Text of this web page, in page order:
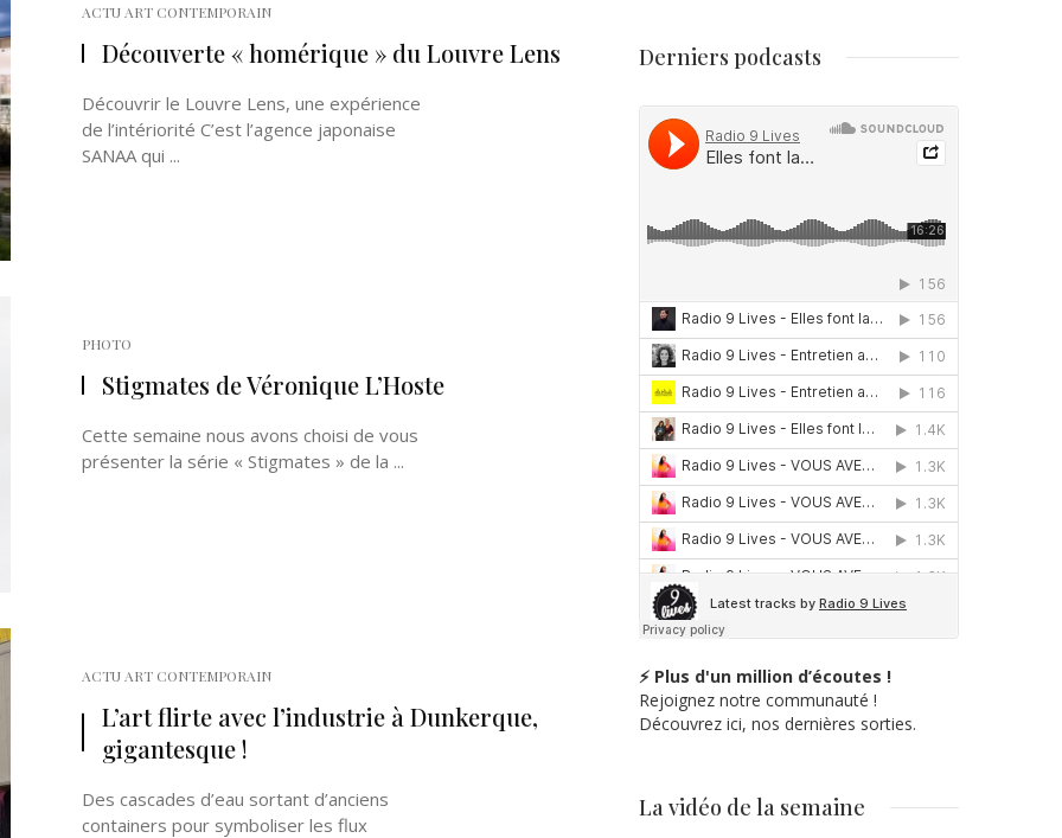
ACTU ART CONTEMPORAIN
Découverte « homérique » du Louvre Lens
Découvrir le Louvre Lens, une expérience
de l’intériorité C’est l’agence japonaise
SANAA qui ...
PHOTO
Stigmates de Véronique L’Hoste
Cette semaine nous avons choisi de vous
présenter la série « Stigmates » de la ...
ACTU ART CONTEMPORAIN
L’art flirte avec l’industrie à Dunkerque,
gigantesque !
Des cascades d’eau sortant d’anciens
containers pour symboliser les flux
Derniers podcasts
⚡ Plus d'un million d’écoutes !
Rejoignez notre communauté !
Découvrez ici, nos dernières sorties.
La vidéo de la semaine